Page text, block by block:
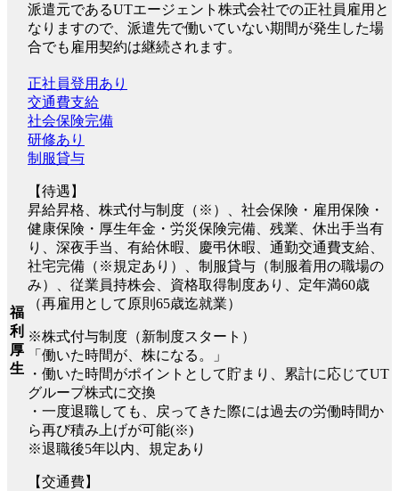
派遣元であるUTエージェント株式会社での正社員雇用と
なりますので、派遣先で働いていない期間が発生した場
合でも雇用契約は継続されます。
福
利
厚
生
正社員登用あり
交通費支給
社会保険完備
研修あり
制服貸与
【待遇】
昇給昇格、株式付与制度（※）、社会保険・雇用保険・
健康保険・厚生年金・労災保険完備、残業、休出手当有
り、深夜手当、有給休暇、慶弔休暇、通勤交通費支給、
社宅完備（※規定あり）、制服貸与（制服着用の職場の
み）、従業員持株会、資格取得制度あり、定年満60歳
（再雇用として原則65歳迄就業）
※株式付与制度（新制度スタート）
「働いた時間が、株になる。」
・働いた時間がポイントとして貯まり、累計に応じてUT
グループ株式に交換
・一度退職しても、戻ってきた際には過去の労働時間か
ら再び積み上げが可能(※)
※退職後5年以内、規定あり
【交通費】